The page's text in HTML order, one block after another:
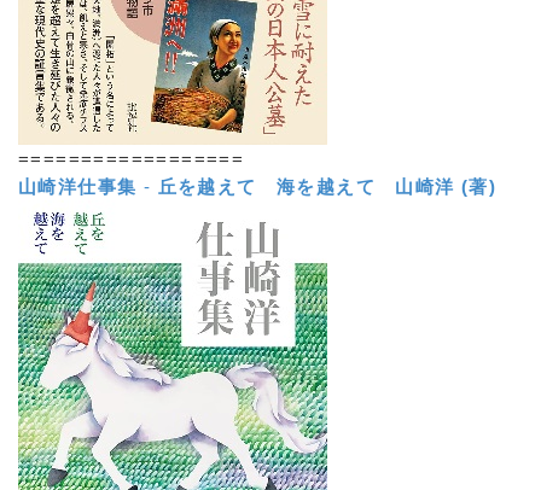
==================
山崎洋仕事集 - 丘を越えて 海を越えて 山崎洋 (著)